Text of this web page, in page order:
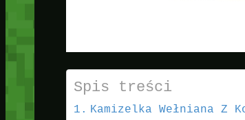
Spis treści
Kamizelka Wełniana Z